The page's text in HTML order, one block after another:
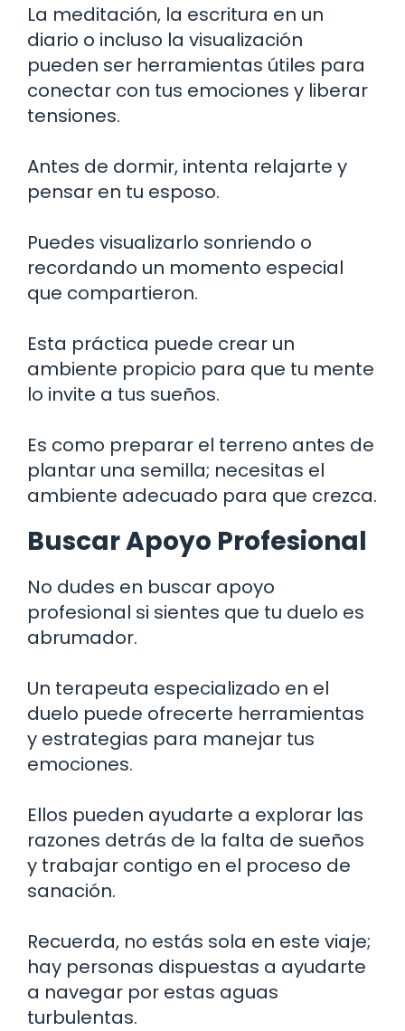
La meditación, la escritura en un
diario o incluso la visualización
pueden ser herramientas útiles para
conectar con tus emociones y liberar
tensiones.
Antes de dormir, intenta relajarte y
pensar en tu esposo.
Puedes visualizarlo sonriendo o
recordando un momento especial
que compartieron.
Esta práctica puede crear un
ambiente propicio para que tu mente
lo invite a tus sueños.
Es como preparar el terreno antes de
plantar una semilla; necesitas el
ambiente adecuado para que crezca.
Buscar Apoyo Profesional
No dudes en buscar apoyo
profesional si sientes que tu duelo es
abrumador.
Un terapeuta especializado en el
duelo puede ofrecerte herramientas
y estrategias para manejar tus
emociones.
Ellos pueden ayudarte a explorar las
razones detrás de la falta de sueños
y trabajar contigo en el proceso de
sanación.
Recuerda, no estás sola en este viaje;
hay personas dispuestas a ayudarte
a navegar por estas aguas
turbulentas.